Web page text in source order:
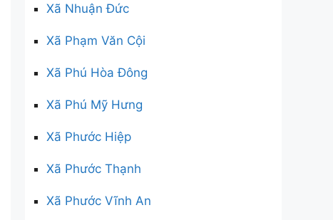
Xã Nhuận Đức
Xã Phạm Văn Cội
Xã Phú Hòa Đông
Xã Phú Mỹ Hưng
Xã Phước Hiệp
Xã Phước Thạnh
Xã Phước Vĩnh An